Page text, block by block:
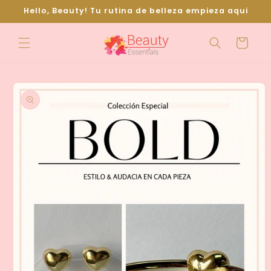
directamente
al contenido
Hello, Beauty! Tu rutina de belleza empieza aqui
Carrito
directamente
a la
información